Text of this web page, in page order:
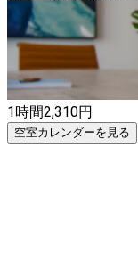
1時間2,310円
空室カレンダーを見る